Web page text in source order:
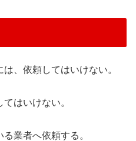
、依頼してはいけない。
はいけない。
業者へ依頼する。